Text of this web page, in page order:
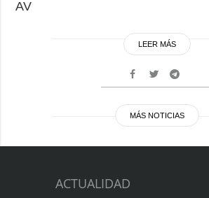
AV
LEER MÁS
MÁS NOTICIAS
ACTUALIDAD